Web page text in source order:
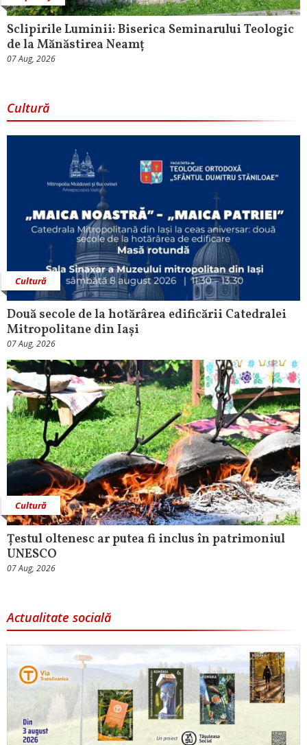
Sclipirile Luminii: Biserica Seminarului Teologic
de la Mănăstirea Neamț
07 Aug, 2026
Cultură
Cultură
Două secole de la hotărârea edificării Catedralei
Mitropolitane din Iași
07 Aug, 2026
Cultură
Țestul oltenesc ar putea fi inclus în patrimoniul
UNESCO
07 Aug, 2026
Actualitate socială